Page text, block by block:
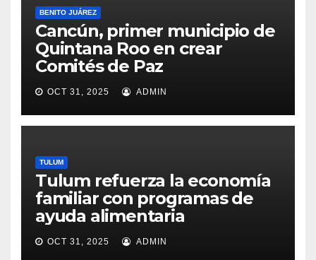
BENITO JUÁREZ
Cancún, primer municipio de
Quintana Roo en crear
Comités de Paz
OCT 31, 2025 ADMIN
TULUM
Tulum refuerza la economía
familiar con programas de
ayuda alimentaria
OCT 31, 2025 ADMIN